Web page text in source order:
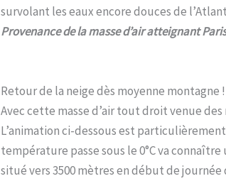
survolant les eaux encore douces de
Provenance de la masse d’air atteignant
Retour de la neige dès moyenne montagne !
Avec cette masse d’air tout droit venue
L’animation ci-dessous est
température passe sous le 0°C va
situé vers 3500 mètres en début de journée